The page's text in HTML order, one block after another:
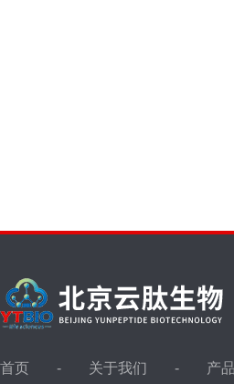
首页 关于我们 产